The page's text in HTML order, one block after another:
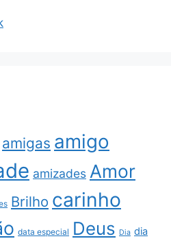
amigas amigo
amizades Amor
Brilho carinho
data especial Deus Dia dia